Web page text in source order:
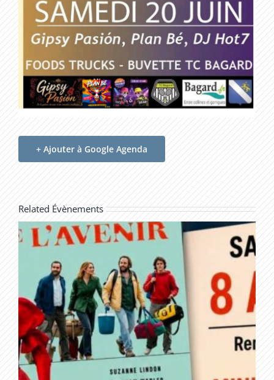
+ Ajouter à Google Agenda
Related Évènements